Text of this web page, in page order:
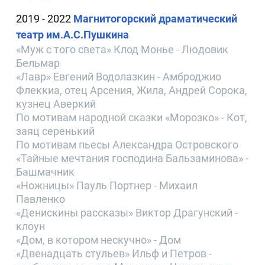
2019 - 2022 Магнитогорский драматический
театр им.А.С.Пушкина
«Муж с того света» Клод Монье - Людовик
Бельмар
«Лавр» Евгений Водолазкин - Амброджио
Флеккиа, отец Арсения, Жила, Андрей Сорока,
кузнец Аверкий
По мотивам народной сказки «Морозко» - Кот,
заяц серенький
По мотивам пьесы Александра Островского
«Тайные мечтания господина Бальзаминова» -
Башмачник
«Ножницы» Пауль Портнер - Михаил
Павленко
«Денискины рассказы» Виктор Драгунский -
клоун
«Дом, в котором нескучно» - Дом
«Двенадцать стульев» Ильф и Петров -